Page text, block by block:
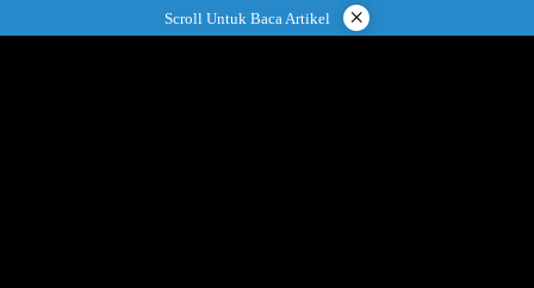
ke
Scroll Untuk Baca Artikel ×